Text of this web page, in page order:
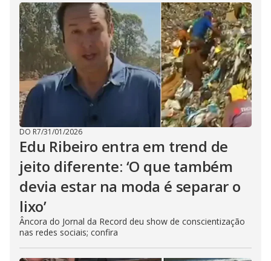
DO R7/31/01/2026
Edu Ribeiro entra em trend de
jeito diferente: ‘O que também
devia estar na moda é separar o
lixo’
Âncora do Jornal da Record deu show de conscientização
nas redes sociais; confira